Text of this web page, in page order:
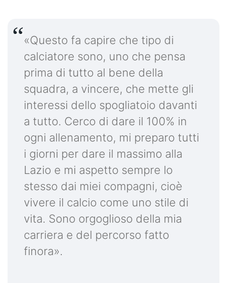
«Questo fa capire che tipo di
calciatore sono, uno che pensa
prima di tutto al bene della
squadra, a vincere, che mette gli
interessi dello spogliatoio davanti
a tutto. Cerco di dare il 100% in
ogni allenamento, mi preparo tutti
i giorni per dare il massimo alla
Lazio e mi aspetto sempre lo
stesso dai miei compagni, cioè
vivere il calcio come uno stile di
vita. Sono orgoglioso della mia
carriera e del percorso fatto
finora».